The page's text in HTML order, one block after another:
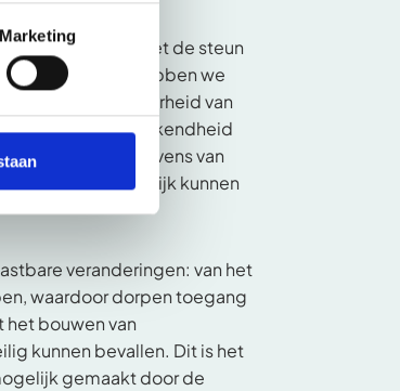
Marketing
en met de steun
hebben we
Door de zichtbaarheid van
alleen meer bekendheid
hebben we de levens van
daadwerkelijk kunnen
veranderingen: van het
waardoor dorpen toegang
bouwen van
kunnen bevallen. Dit is het
gemaakt door de